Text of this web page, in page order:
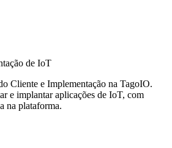
de IoT
Cliente e Implementação na TagoIO.
e implantar aplicações de IoT, com
na plataforma.